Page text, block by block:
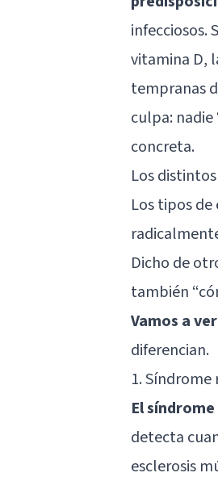
infecciosos.
vitamina D,
tempranas
culpa:
concreta.
Los
Los tipos
Dicho de
también
Vamos a
diferencian.
1.
El
detecta
esclerosis